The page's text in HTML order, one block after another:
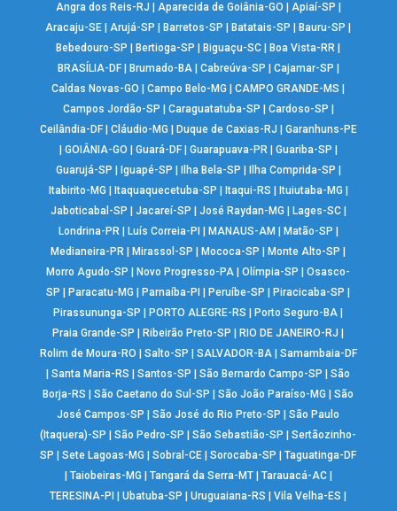
Angra dos Reis-RJ Aparecida de Goiânia-GO Apiaí-SP
Aracaju-SE |Arujá-SP Barretos-SP Batatais-SP Bauru-SP
Bebedouro-SP
Bertioga-SP Biguaçu-SC Boa Vista-RR
BRASÍLIA-DF| Brumado-BA| Cabreúva-SP Cajamar-SP
Caldas Novas-GO
|Campo Belo-MG |CAMPO GRANDE-MS
Campos Jordão-SP
Caraguatatuba-SP Cardoso-SP
Ceilândia-DF| Cláudio-MG Duque de Caxias-RJ
Garanhuns-PE
GOIÂNIA-GO Guará-DF| Guarapuava-PR| Guariba-SP
Guarujá-SP
Iguapé-SP Ilha Bela-SP Ilha Comprida-SP
Itabirito-MG
Itaquaquecetuba-SP Itaqui-RS Ituiutaba-MG
Jaboticabal-SP
Jacareí-SP José Raydan-MG Lages-SC|
Londrina-PR| Luís Correia-PI MANAUS-AM Matão-SP
Medianeira-PR
Mirassol-SP Mococa-SP Monte Alto-SP
Morro Agudo-SP
Novo Progresso-PA |Olímpia-SP |Osasco-
SP
Paracatu-MG Parnaíba-PI Peruíbe-SP Piracicaba-SP
Pirassununga-SP
PORTO ALEGRE-RS Porto Seguro-BA
Praia Grande-SP
Ribeirão Preto-SP RIO DE JANEIRO-RJ
Rolim de Moura-RO
Salto-SP SALVADOR-BA| Samambaia-DF
|Santa Maria-RS |Santos-SP |São Bernardo Campo-SP |São
Borja-RS
|São Caetano do Sul-SP |São João Paraíso-MG |São
José Campos-SP
|São José do Rio Preto-SP |São Paulo
(Itaquera)-SP
|São Pedro-SP |São Sebastião-SP |Sertãozinho-
SP
|Sete Lagoas-MG |Sobral-CE |Sorocaba-SP |Taguatinga-DF
Taiobeiras-MG Tangará da Serra-MT| Tarauacá-AC|
TERESINA-PI
|Ubatuba-SP |Uruguaiana-RS |Vila Velha-ES